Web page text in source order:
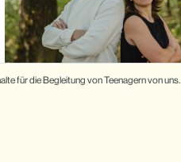
für die Begleitung von Teenagern von uns.